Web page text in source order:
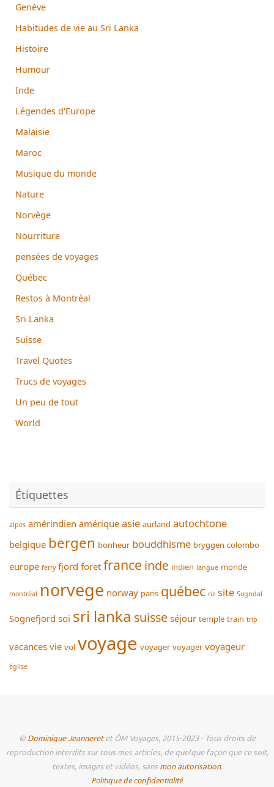
Genève
Habitudes de vie au Sri Lanka
Histoire
Humour
Inde
Légendes d'Europe
Malaisie
Maroc
Musique du monde
Nature
Norvège
Nourriture
pensées de voyages
Québec
Restos à Montréal
Sri Lanka
Suisse
Travel Quotes
Trucs de voyages
Un peu de tout
World
Étiquettes
alpes amérindien amérique asie aurland autochtone
belgique bergen bonheur bouddhisme bryggen colombo
europe ferry fjord foret france inde indien langue monde
montréal norvege norway paris québec riz site Sogndal
Sognefjord soi sri lanka suisse séjour temple train trip
vacances vie vol voyage voyager voyager voyageur
église
© Dominique Jeanneretet ÔM Voyages, 2015-2023 - Tous droits de
reproduction interdits sur tous mes articles, de quelque façon que ce soit,
textes, images et vidéos, sans mon autorisation.
Politique de confidentialité